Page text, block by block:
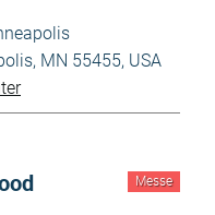
MN 55455, USA
Messe